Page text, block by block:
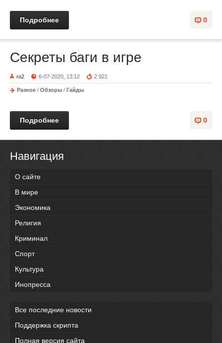
0
Подробнее
Секреты баги в игре
ra2 6-07-2020, 13:12 2 921
Разное / Обзоры / Гайды
0
Подробнее
Навигация
О сайте
В мире
Экономика
Религия
Криминал
Спорт
Культура
Инопресса
Все последние новости
Поддержка скрипта
Полная версия сайта